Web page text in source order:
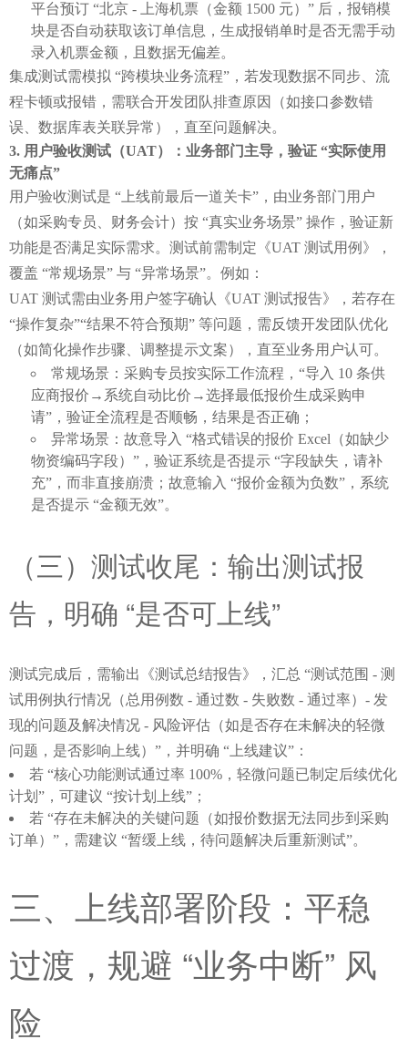
平台预订 “北京 - 上海机票（金额 1500 元）” 后，报销模
块是否自动获取该订单信息，生成报销单时是否无需手动
录入机票金额，且数据无偏差。
集成测试需模拟 “跨模块业务流程”，若发现数据不同步、流
程卡顿或报错，需联合开发团队排查原因（如接口参数错
误、数据库表关联异常），直至问题解决。
用户验收测试（UAT）：业务部门主导，验证 “实际使用
无痛点”
用户验收测试是 “上线前最后一道关卡”，由业务部门用户
（如采购专员、财务会计）按 “真实业务场景” 操作，验证新
功能是否满足实际需求。测试前需制定《UAT 测试用例》，
覆盖 “常规场景” 与 “异常场景”。例如：
UAT 测试需由业务用户签字确认《UAT 测试报告》，若存在
“操作复杂”“结果不符合预期” 等问题，需反馈开发团队优化
（如简化操作步骤、调整提示文案），直至业务用户认可。
常规场景：采购专员按实际工作流程，“导入 10 条供
应商报价→系统自动比价→选择最低报价生成采购申
请”，验证全流程是否顺畅，结果是否正确；
异常场景：故意导入 “格式错误的报价 Excel（如缺少
物资编码字段）”，验证系统是否提示 “字段缺失，请补
充”，而非直接崩溃；故意输入 “报价金额为负数”，系统
是否提示 “金额无效”。
（三）测试收尾：输出测试报
告，明确 “是否可上线”
测试完成后，需输出《测试总结报告》，汇总 “测试范围 - 测
试用例执行情况（总用例数 - 通过数 - 失败数 - 通过率）- 发
现的问题及解决情况 - 风险评估（如是否存在未解决的轻微
问题，是否影响上线）”，并明确 “上线建议”：
若 “核心功能测试通过率 100%，轻微问题已制定后续优化
计划”，可建议 “按计划上线”；
若 “存在未解决的关键问题（如报价数据无法同步到采购
订单）”，需建议 “暂缓上线，待问题解决后重新测试”。
三、上线部署阶段：平稳
过渡，规避 “业务中断” 风
险